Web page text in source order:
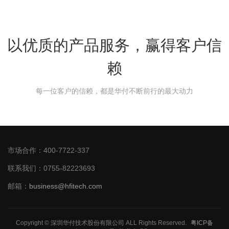
以优质的产品服务，赢得客户信
赖
每一位客户的信赖，都是华付不断前行的最大动力
市场合作：400-7722-337
联系我们：0755-82223693
邮箱： business@hfitech.com
Copyright © 深圳华付技术股份有限公司 ALL Rights Reserved. 粤ICP备